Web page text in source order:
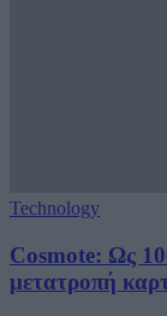
Technology
Cosmote: Ως
μετατροπή